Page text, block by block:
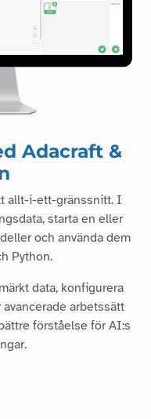
Adacraft &
allt-i-ett-gränssnitt. I
starta en eller
och använda dem
Python.
data, konfigurera
arbetssätt
förståelse för AI:s